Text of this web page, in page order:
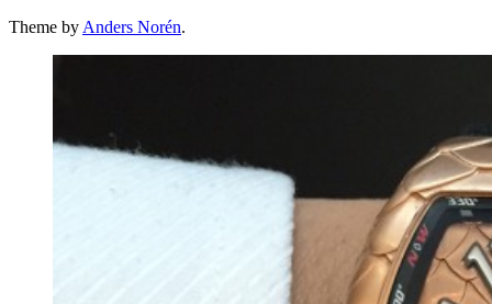
Theme by Anders Norén.